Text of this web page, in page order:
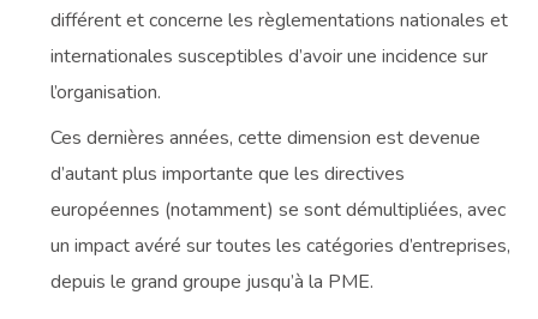
différent et concerne les règlementations nationales et
internationales susceptibles d’avoir une incidence sur
l’organisation.
Ces dernières années, cette dimension est devenue
d’autant plus importante que les directives
européennes (notamment) se sont démultipliées, avec
un impact avéré sur toutes les catégories d’entreprises,
depuis le grand groupe jusqu’à la PME.